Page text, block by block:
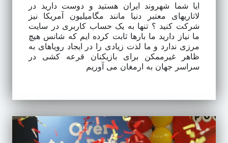
ایا شما شهروند ایران هستید و دوست دارید در
لاتاریهای معتبر دنیا مانند مگامیلیون آمریکا نیز
شرکت کنید ؟ تنها به یک حساب کاربری در سایت
ما نیاز دارید ما بارها ثابت کرده ایم که شانس هیچ
مرزی ندارد و ما لذت زیادی را در ایجاد رویاهای به
ظاهر غیرممکن برای بازیکنان قرعه کشی در
سراسر جهان به ارمغان می آوریم